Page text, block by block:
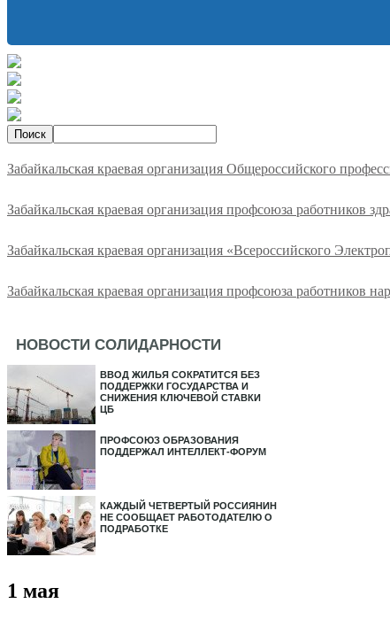
Забайкальская краевая организация Общероссийского
Забайкальская краевая организация профсоюза работников
Забайкальская краевая организация «Всероссийского
Забайкальская краевая организация профсоюза работников
НОВОСТИ СОЛИДАРНОСТИ
ВВОД ЖИЛЬЯ СОКРАТИТСЯ БЕЗ
ПОДДЕРЖКИ ГОСУДАРСТВА И
СНИЖЕНИЯ КЛЮЧЕВОЙ СТАВКИ
ЦБ
ПРОФСОЮЗ ОБРАЗОВАНИЯ
ПОДДЕРЖАЛ ИНТЕЛЛЕКТ-ФОРУМ
КАЖДЫЙ ЧЕТВЕРТЫЙ РОССИЯНИН
НЕ СООБЩАЕТ РАБОТОДАТЕЛЮ О
ПОДРАБОТКЕ
1 мая